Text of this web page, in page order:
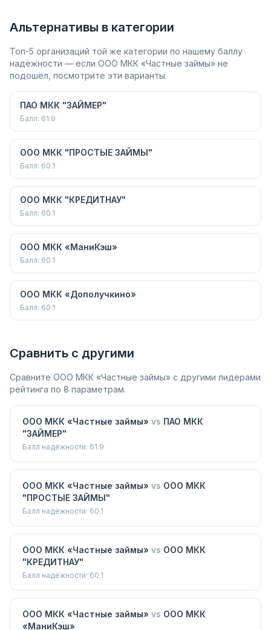
Альтернативы в категории
Топ-5 организаций той же категории по нашему баллу
надёжности — если ООО МКК «Частные займы» не
подошёл, посмотрите эти варианты.
ПАО МКК "ЗАЙМЕР"
Балл: 61.9
ООО МКК "ПРОСТЫЕ ЗАЙМЫ"
Балл: 60.1
ООО МКК "КРЕДИТНАУ"
Балл: 60.1
ООО МКК «МаниКэш»
Балл: 60.1
ООО МКК «Дополучкино»
Балл: 60.1
Сравнить с другими
Сравните ООО МКК «Частные займы» с другими лидерами
рейтинга по 8 параметрам.
ООО МКК «Частные займы» vs ПАО МКК
"ЗАЙМЕР"
Балл надёжности: 61.9
ООО МКК «Частные займы» vs ООО МКК
"ПРОСТЫЕ ЗАЙМЫ"
Балл надёжности: 60.1
ООО МКК «Частные займы» vs ООО МКК
"КРЕДИТНАУ"
Балл надёжности: 60.1
ООО МКК «Частные займы» vs ООО МКК
«МаниКэш»